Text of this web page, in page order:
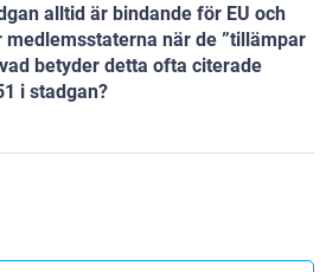
alltid är bindande för EU och
när de ”tillämpar
betyder detta ofta citerade
i stadgan?